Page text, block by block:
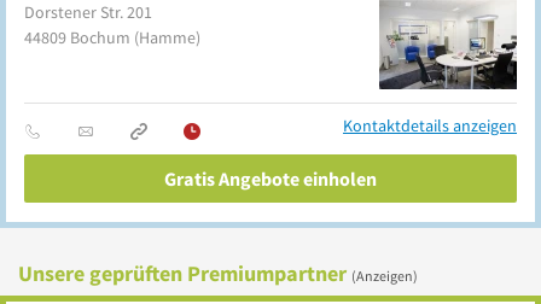
Dorstener Str. 201
44809 Bochum (Hamme)
Kontaktdetails anzeigen
Gratis Angebote einholen
Unsere geprüften Premiumpartner (Anzeigen)